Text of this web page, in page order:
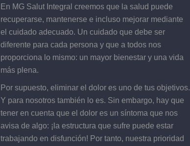
En MG Salut Integral creemos que la salud puede
recuperarse, mantenerse e incluso mejorar mediante
el cuidado adecuado. Un cuidado que debe ser
diferente para cada persona y que a todos nos
proporciona lo mismo: un mayor bienestar y una vida
más plena.
Por supuesto, eliminar el dolor es uno de tus objetivos.
Y para nosotros también lo es. Sin embargo, hay que
tener en cuenta que el dolor es un síntoma que nos
avisa de algo: ¡la estructura que sufre puede estar
trabajando en disfunción! Por tanto, nuestra prioridad